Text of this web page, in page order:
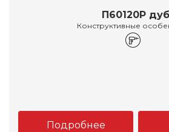
П60120Р дуб
Конструктивные
Подробнее